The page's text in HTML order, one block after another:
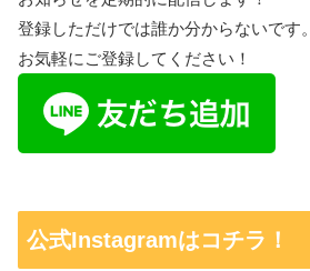
登録しただけでは誰か分からないです。
お気軽にご登録してください！
公式Instagramはコチラ！